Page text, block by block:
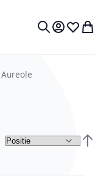
Mijn